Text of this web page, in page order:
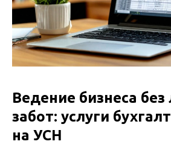
Ведение бизнеса
забот: услуги
на УСН